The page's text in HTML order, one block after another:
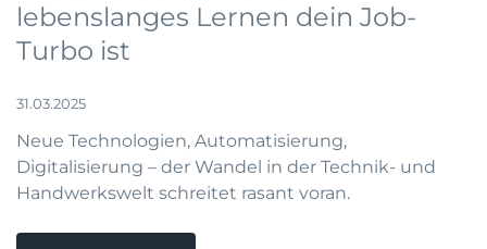
lebenslanges Lernen dein Job-
Turbo ist
31.03.2025
Neue Technologien, Automatisierung,
Digitalisierung – der Wandel in der Technik- und
Handwerkswelt schreitet rasant voran.